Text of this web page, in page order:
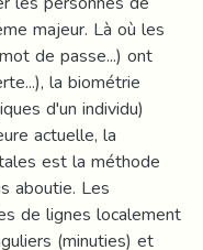
majeur. Là où les
de passe...) ont
la biométrie
d'un individu)
actuelle, la
est la méthode
aboutie. Les
de lignes localement
(minuties) et